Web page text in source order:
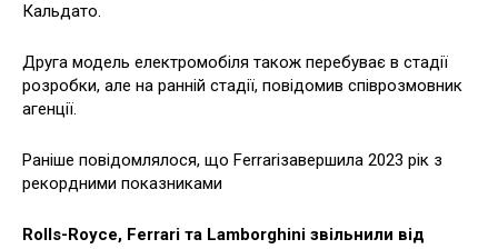
Кальдато.
Друга модель електромобіля також перебуває в стадії
розробки, але на ранній стадії, повідомив співрозмовник
агенції.
Раніше повідомлялося, що Ferrariзавершила 2023 рік з
рекордними показниками
Rolls-Royce, Ferrari та Lamborghini звільнили від